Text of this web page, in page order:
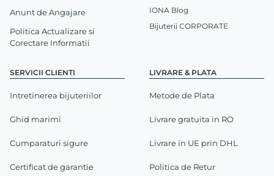
Anunt de Angajare
Politica Actualizare si
Corectare Informatii
SERVICII CLIENTI
Intretinerea bijuteriilor
Ghid marimi
Cumparaturi sigure
Certificat de garantie
LIVRARE & PLATA
Metode de Plata
Livrare gratuita in RO
Livrare in UE prin DHL
Politica de Retur
IONA Blog
Bijuterii CORPORATE